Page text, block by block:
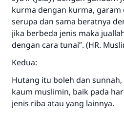
kurma dengan kurma, garam
serupa dan sama beratnya
jika berbeda jenis maka
dengan cara tunai”. (HR.
Kedua:
Hutang itu boleh dan sunnah,
kaum muslimin, baik pada
jenis riba atau yang lainnya.